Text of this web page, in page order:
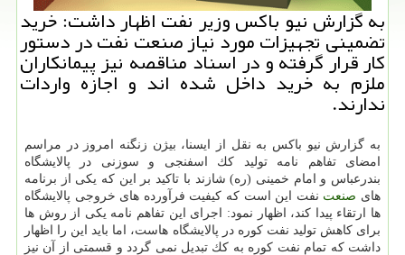
به گزارش نیو باكس وزیر نفت اظهار داشت: خرید
تضمینی تجهیزات مورد نیاز صنعت نفت در دستور
كار قرار گرفته و در اسناد مناقصه نیز پیمانكاران
ملزم به خرید داخل شده اند و اجازه واردات
ندارند.
به گزارش نیو باكس به نقل از ایسنا، بیژن زنگنه امروز در مراسم
امضای تفاهم نامه تولید كك اسفنجی و سوزنی در پالایشگاه
بندرعباس و امام خمینی (ره) شازند با تاكید بر این كه یكی از برنامه
های صنعت نفت این است كه كیفیت فرآورده های خروجی پالایشگاه
ها ارتقاء پیدا كند، اظهار نمود: اجرای این تفاهم نامه یكی از روش ها
برای كاهش تولید نفت كوره در پالایشگاه هاست، اما باید این را اظهار
داشت كه تمام نفت كوره به كك تبدیل نمی گردد و قسمتی از آن نیز